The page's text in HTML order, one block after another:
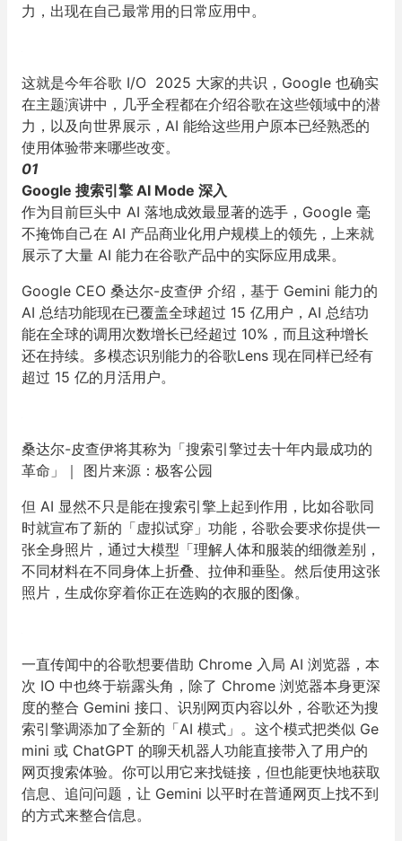
力，出现在自己最常用的日常应用中。
这就是今年谷歌 I/O 2025 大家的共识，Google 也确实
在主题演讲中，几乎全程都在介绍谷歌在这些领域中的潜
力，以及向世界展示，AI 能给这些用户原本已经熟悉的
使用体验带来哪些改变。
01
Google 搜索引擎 AI Mode 深入
作为目前巨头中 AI 落地成效最显著的选手，Google 毫
不掩饰自己在 AI 产品商业化用户规模上的领先，上来就
展示了大量 AI 能力在谷歌产品中的实际应用成果。
Google CEO 桑达尔-皮查伊 介绍，基于 Gemini 能力的
AI 总结功能现在已覆盖全球超过 15 亿用户，AI 总结功
能在全球的调用次数增长已经超过 10%，而且这种增长
还在持续。多模态识别能力的谷歌Lens 现在同样已经有
超过 15 亿的月活用户。
桑达尔-皮查伊将其称为「搜索引擎过去十年内最成功的
革命」｜ 图片来源：极客公园
但 AI 显然不只是能在搜索引擎上起到作用，比如谷歌同
时就宣布了新的「虚拟试穿」功能，谷歌会要求你提供一
张全身照片，通过大模型「理解人体和服装的细微差别，
不同材料在不同身体上折叠、拉伸和垂坠。然后使用这张
照片，生成你穿着你正在选购的衣服的图像。
一直传闻中的谷歌想要借助 Chrome 入局 AI 浏览器，本
次 IO 中也终于崭露头角，除了 Chrome 浏览器本身更深
度的整合 Gemini 接口、识别网页内容以外，谷歌还为搜
索引擎调添加了全新的「AI 模式」。这个模式把类似 Ge
mini 或 ChatGPT 的聊天机器人功能直接带入了用户的
网页搜索体验。你可以用它来找链接，但也能更快地获取
信息、追问问题，让 Gemini 以平时在普通网页上找不到
的方式来整合信息。